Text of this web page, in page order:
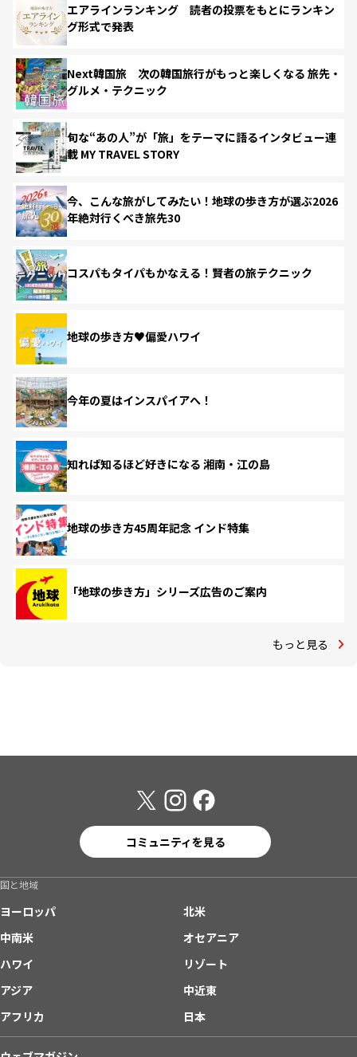
エアラインランキング 読者の投票をもとにランキン
グ形式で発表
Next韓国旅 次の韓国旅行がもっと楽しくなる 旅先・
グルメ・テクニック
旬な“あの人”が「旅」をテーマに語るインタビュー連
載 MY TRAVEL STORY
今、こんな旅がしてみたい！地球の歩き方が選ぶ2026
年絶対行くべき旅先30
コスパもタイパもかなえる！賢者の旅テクニック
地球の歩き方♥偏愛ハワイ
今年の夏はインスパイアへ！
知れば知るほど好きになる 湘南・江の島
地球の歩き方45周年記念 インド特集
「地球の歩き方」シリーズ広告のご案内
もっと見る
コミュニティを見る
国と地域
ヨーロッパ
北米
中南米
オセアニア
ハワイ
リゾート
アジア
中近東
アフリカ
日本